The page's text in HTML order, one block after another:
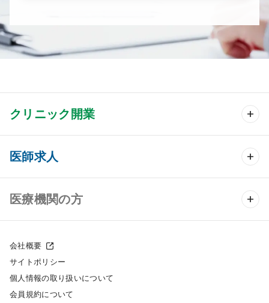
クリニック開業
クリニック開業 TOP
クリニック物件検索
クリニックの開業スタイル
クリニック開業までの流れ
医師求人
医師求人 TOP
常勤求人検索
非常勤求人検索
スポット求人検索
医療機関の方
採用をお考えの医療機関の方
会社概要
サイトポリシー
個人情報の取り扱いについて
会員規約について